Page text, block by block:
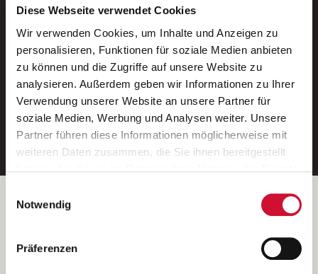
Diese Webseite verwendet Cookies
Wir verwenden Cookies, um Inhalte und Anzeigen zu
personalisieren, Funktionen für soziale Medien anbieten
zu können und die Zugriffe auf unsere Website zu
analysieren. Außerdem geben wir Informationen zu Ihrer
Verwendung unserer Website an unsere Partner für
soziale Medien, Werbung und Analysen weiter. Unsere
Partner führen diese Informationen möglicherweise mit
weiteren Daten zusammen, die Sie ihnen bereitgestellt
Wenn Sie auf „Cookies zulassen“ klicken, so stimmen
Sie der Speicherung sämtlicher Cookies zu. Sie können
Ihre Einwilligung selbstverständlich jederzeit widerrufen,
indem Sie die Cookie-Einstellungen aufrufen und diese
Notwendig
Präferenzen
Neue Stellen per E-Mail.
Ein kostenloser Service von AWO
Jobs.
E-Mail-Adresse eintragen
Betreiber der Webseite
Kantstraße 45a